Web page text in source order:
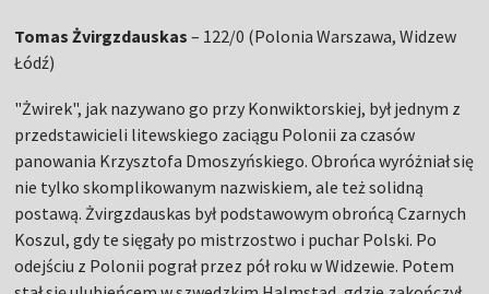
Tomas Żvirgzdauskas– 122/0 (Polonia Warszawa, Widzew
Łódź)
"Żwirek", jak nazywano go przy Konwiktorskiej, był jednym z
przedstawicieli litewskiego zaciągu Polonii za czasów
panowania Krzysztofa Dmoszyńskiego. Obrońca wyróżniał się
nie tylko skomplikowanym nazwiskiem, ale też solidną
postawą. Żvirgzdauskas był podstawowym obrońcą Czarnych
Koszul, gdy te sięgały po mistrzostwo i puchar Polski. Po
odejściu z Polonii pograł przez pół roku w Widzewie. Potem